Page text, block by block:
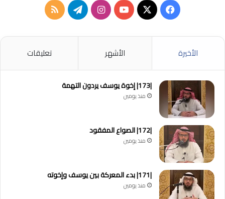
فيسبوك
‫X
‫YouTubeانستقرامتيلقرامملخص
RSS
الأخيرة الأشهر تعليقات
|173| إخوة يوسف يردون التهمة
منذ يومين
|172| الصواع المفقود
منذ يومين
|171| بدء المعركة بين يوسف وإخوته
منذ يومين